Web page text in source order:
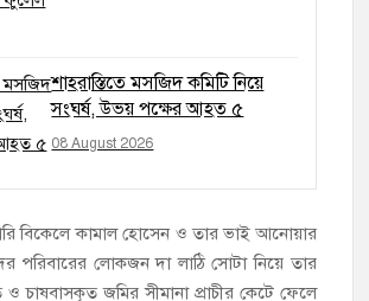
শাহরাস্তিতে মসজিদ কমিটি নিয়ে
সংঘর্ষ, উভয় পক্ষের আহত ৫
08 August 2026
বিকেলে কামাল হোসেন ও তার ভাই আনোয়ার
পরিবারের লোকজন দা লাঠি সোটা নিয়ে তার
চাষবাসকৃত জমির সীমানা প্রাচীর কেটে ফেলে